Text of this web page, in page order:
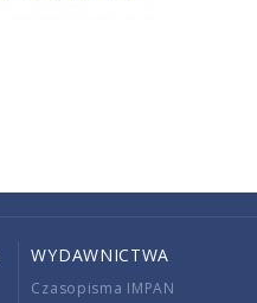
WYDAWNICTWA
Czasopisma IMPAN